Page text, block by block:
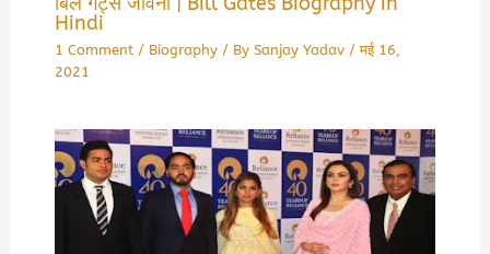
Hindi
1 Comment / Biography/ By Sanjay Yadav /मई 16,
2021